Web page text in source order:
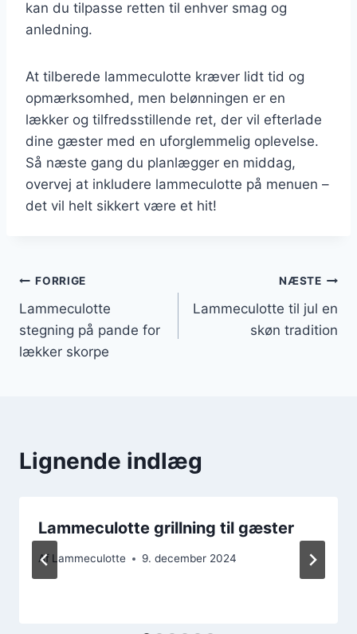
kan du tilpasse retten til enhver smag og
anledning.
At tilberede lammeculotte kræver lidt tid og
opmærksomhed, men belønningen er en
lækker og tilfredsstillende ret, der vil efterlade
dine gæster med en uforglemmelig oplevelse.
Så næste gang du planlægger en middag,
overvej at inkludere lammeculotte på menuen –
det vil helt sikkert være et hit!
Indlægsnavigation
FORRIGE
Lammeculotte
stegning på pande for
lækker skorpe
NÆSTE
Lammeculotte til jul en
skøn tradition
Lignende indlæg
Lammeculotte grillning til gæster
Af Lammeculotte 9. december 2024